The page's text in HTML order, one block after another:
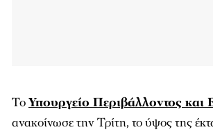
ΤοΥπουργείο Περιβάλλοντος και
ανακοίνωσε την Τρίτη, το ύψος της